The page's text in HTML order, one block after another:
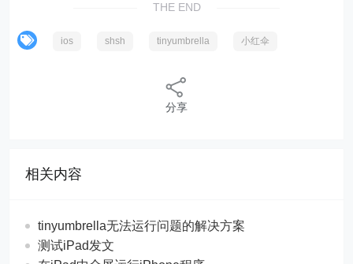
THE END
ios shsh tinyumbrella 小红伞
分享
相关内容
tinyumbrella无法运行问题的解决方案
测试iPad发文